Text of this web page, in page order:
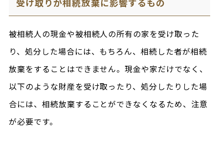
被相続人の現金や被相続人の所有の家を受け取った
り、処分した場合には、もちろん、相続した者が相続
放棄をすることはできません。現金や家だけでなく、
以下のような財産を受け取ったり、処分したりした場
合には、相続放棄することができなくなるため、注意
が必要です。